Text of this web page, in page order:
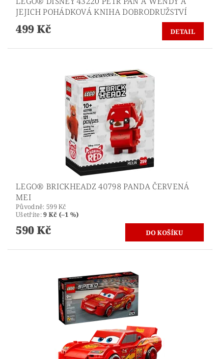
JEJICH POHÁDKOVÁ KNIHA DOBRODRUŽSTVÍ
499 Kč DETAIL
LEGO® BRICKHEADZ 40798 PANDA ČERVENÁ
MEI
Původně: 599 Kč
Ušetříte:9 Kč (–1 %)
590 Kč